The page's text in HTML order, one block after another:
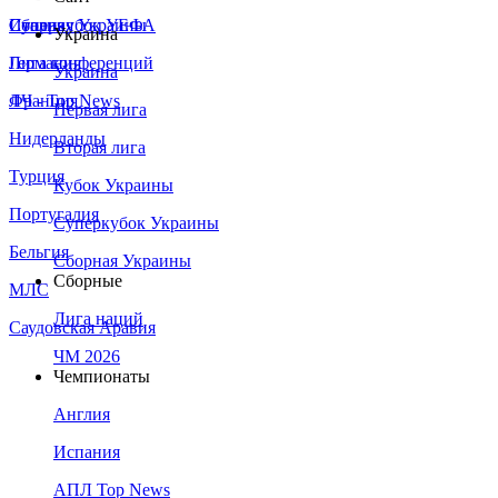
Сборная Украины
Италия
Германия
Франция
Нидерланды
Турция
Португалия
Бельгия
МЛС
Саудовская Аравия
Суперкубок УЕФА
Лига конференций
ЛЧ - Top News
Украина
Украина
Первая лига
Вторая лига
Кубок Украины
Суперкубок Украины
Сборная Украины
Сборные
Лига наций
ЧМ 2026
Чемпионаты
Англия
Испания
АПЛ Top News